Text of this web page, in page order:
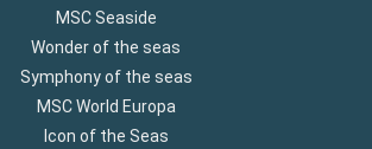
MSC Seaside
Wonder of the seas
Symphony of the seas
MSC World Europa
Icon of the Seas